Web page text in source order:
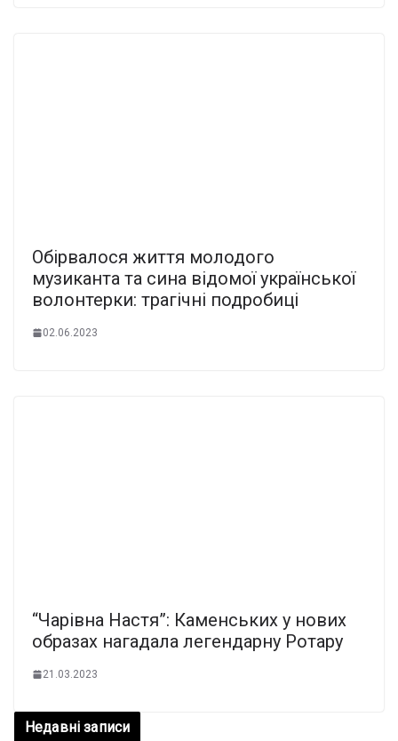
Обірвалося життя молодого
музиканта та сина відомої української
волонтерки: трагічні подробиці
02.06.2023
“Чарівна Настя”: Каменських у нових
образах нагадала легендарну Ротару
21.03.2023
Недавні записи